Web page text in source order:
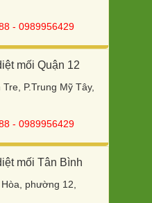
- 0989956429
mối Quận 12
P.Trung Mỹ Tây,
- 0989956429
mối Tân Bình
phường 12,